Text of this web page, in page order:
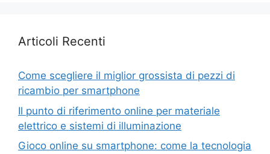
Articoli Recenti
Come scegliere il miglior grossista di pezzi di
ricambio per smartphone
Il punto di riferimento online per materiale
elettrico e sistemi di illuminazione
Gioco online su smartphone: come la tecnologia